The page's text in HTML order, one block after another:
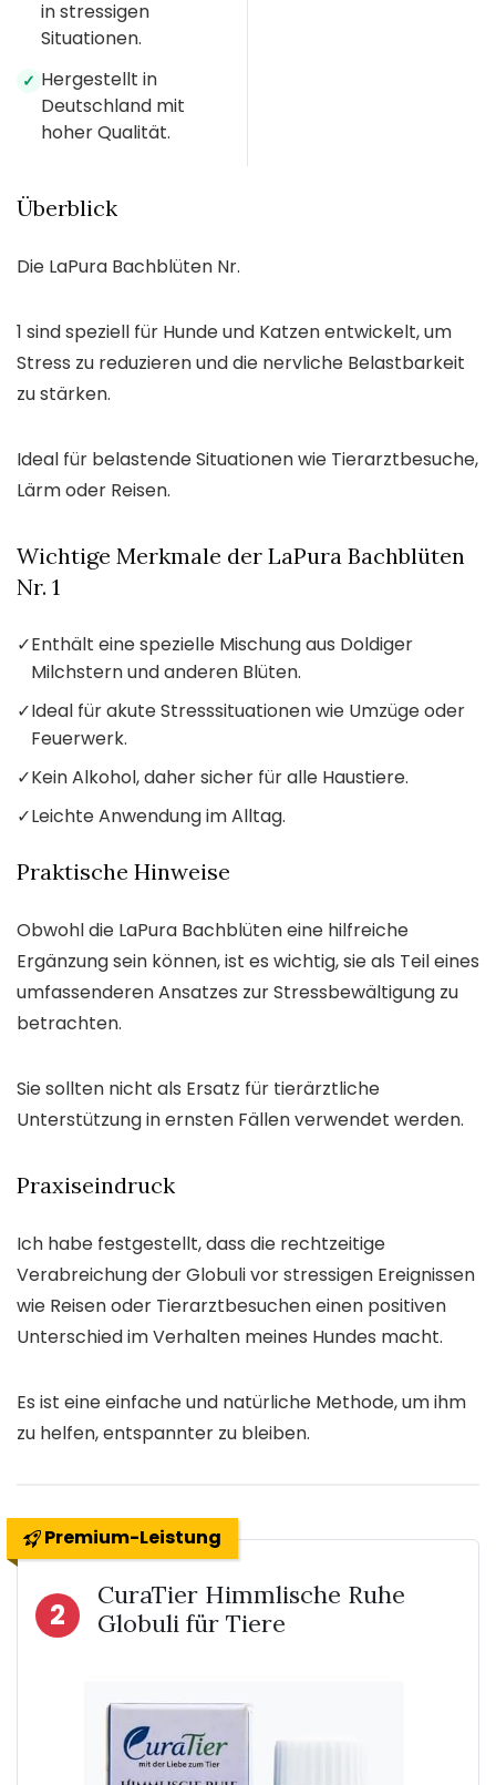
in stressigen
Situationen.
✓ Hergestellt in
Deutschland mit
hoher Qualität.
Überblick
Die LaPura Bachblüten Nr.
1 sind speziell für Hunde und Katzen entwickelt, um
Stress zu reduzieren und die nervliche Belastbarkeit
zu stärken.
Ideal für belastende Situationen wie Tierarztbesuche,
Lärm oder Reisen.
Wichtige Merkmale der LaPura Bachblüten
Nr. 1
✓Enthält eine spezielle Mischung aus Doldiger
Milchstern und anderen Blüten.
✓Ideal für akute Stresssituationen wie Umzüge oder
Feuerwerk.
✓Kein Alkohol, daher sicher für alle Haustiere.
✓Leichte Anwendung im Alltag.
Praktische Hinweise
Obwohl die LaPura Bachblüten eine hilfreiche
Ergänzung sein können, ist es wichtig, sie als Teil eines
umfassenderen Ansatzes zur Stressbewältigung zu
betrachten.
Sie sollten nicht als Ersatz für tierärztliche
Unterstützung in ernsten Fällen verwendet werden.
Praxiseindruck
Ich habe festgestellt, dass die rechtzeitige
Verabreichung der Globuli vor stressigen Ereignissen
wie Reisen oder Tierarztbesuchen einen positiven
Unterschied im Verhalten meines Hundes macht.
Es ist eine einfache und natürliche Methode, um ihm
zu helfen, entspannter zu bleiben.
Premium-Leistung
2
CuraTier Himmlische Ruhe
Globuli für Tiere